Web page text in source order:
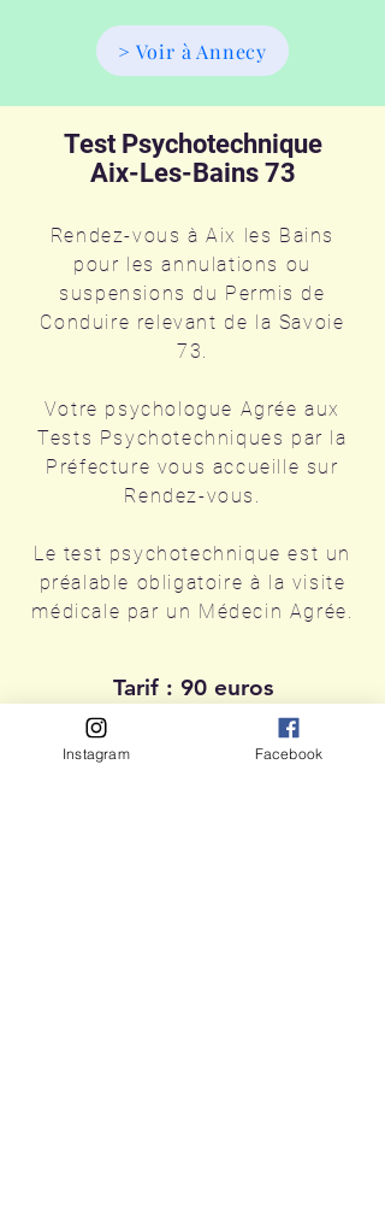
> Voir à Annecy
Test Psychotechnique
Aix-Les-Bains 73
Rendez-vous à Aix les Bains
pour les annulations ou
suspensions du Permis de
Conduire relevant de la Savoie
73.
Votre psychologue Agrée aux
Tests Psychotechniques par la
Préfecture vous accueille sur
Rendez-vous.
Le test psychotechnique est un
préalable obligatoire à la visite
médicale par un Médecin Agrée.
Tarif : 90 euros
> Voir à Aix-Les-Bains
Instagram Facebook